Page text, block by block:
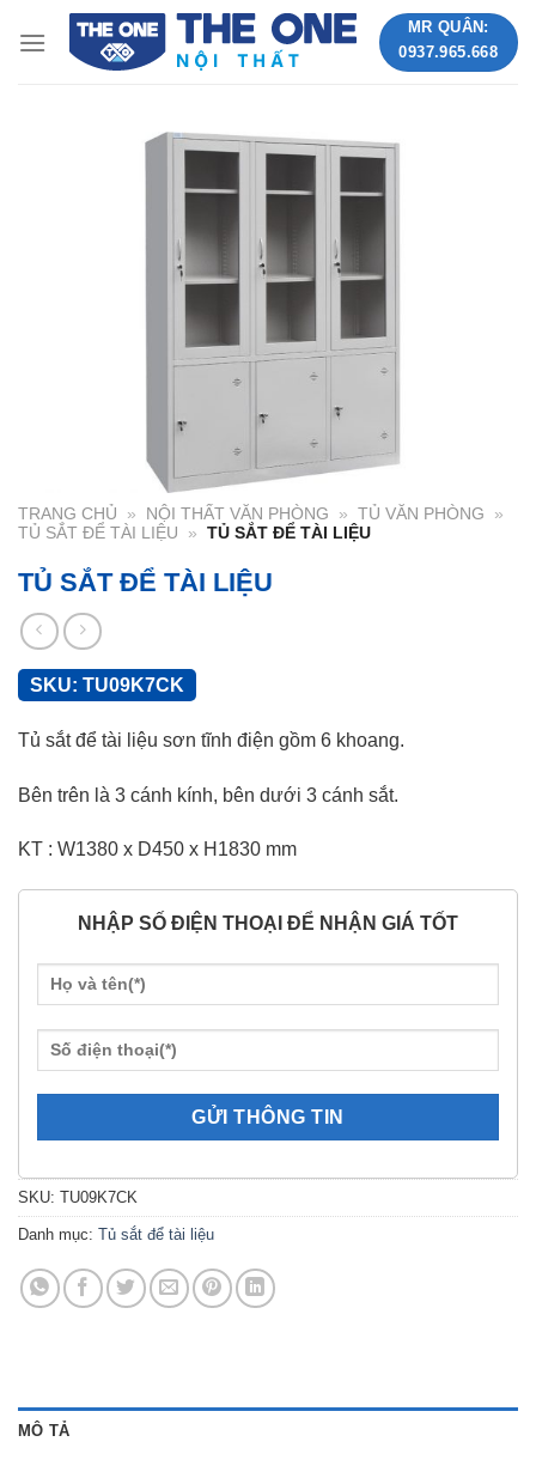
MR QUÂN:
0937.965.668
TRANG CHỦ » NỘI THẤT VĂN PHÒNG » TỦ VĂN PHÒNG
»
TỦ SẮT ĐỂ TÀI LIỆU
» TỦ SẮT ĐỂ TÀI LIỆU
TỦ SẮT ĐỂ TÀI LIỆU
SKU: TU09K7CK
Tủ sắt để tài liệu sơn tĩnh điện gồm 6 khoang.
Bên trên là 3 cánh kính, bên dưới 3 cánh sắt.
KT : W1380 x D450 x H1830 mm
NHẬP SỐ ĐIỆN THOẠI ĐỂ NHẬN GIÁ TỐT
SKU: TU09K7CK
Danh mục: Tủ sắt để tài liệu
MÔ TẢ